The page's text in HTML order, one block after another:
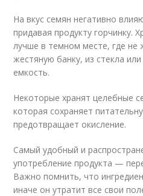
На вкус семян негативно
придавая продукту горчинку.
лучше в темном месте, где не
жестяную банку, из стекла
емкость.
Некоторые хранят целебные
которая сохраняет
предотвращает окисление.
Самый удобный и
употребление продукта —
Важно помнить, что
иначе он утратит все свои